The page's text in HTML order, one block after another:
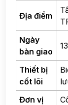
Địa điểm
Ngày
bàn giao
Thiết bị
cốt lõi
Đơn vị